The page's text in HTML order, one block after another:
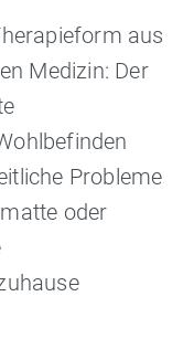
aus
Medizin: Der
Probleme
oder